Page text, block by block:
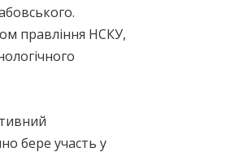
правління НСКУ,
бере участь у